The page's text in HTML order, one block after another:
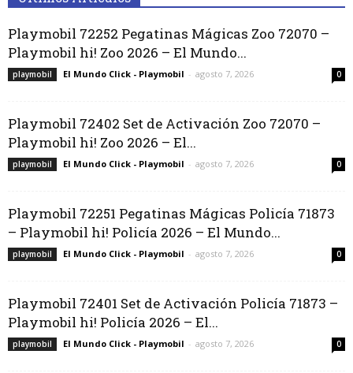
Playmobil 72252 Pegatinas Mágicas Zoo 72070 –
Playmobil hi! Zoo 2026 – El Mundo...
playmobil El Mundo Click - Playmobil - agosto 7, 2026 0
Playmobil 72402 Set de Activación Zoo 72070 –
Playmobil hi! Zoo 2026 – El...
playmobil El Mundo Click - Playmobil - agosto 7, 2026 0
Playmobil 72251 Pegatinas Mágicas Policía 71873
– Playmobil hi! Policía 2026 – El Mundo...
playmobil El Mundo Click - Playmobil - agosto 7, 2026 0
Playmobil 72401 Set de Activación Policía 71873 –
Playmobil hi! Policía 2026 – El...
playmobil El Mundo Click - Playmobil - agosto 7, 2026 0